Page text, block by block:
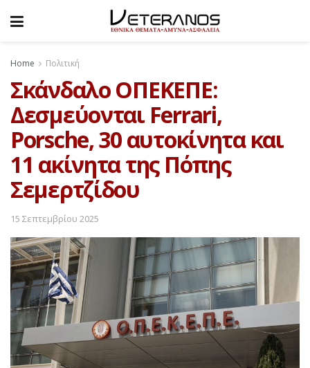
Home Πολιτική
Σκάνδαλο ΟΠΕΚΕΠΕ:
Δεσμεύονται Ferrari,
Porsche, 30 αυτοκίνητα και
11 ακίνητα της Πόπης
Σεμερτζίδου
15 Σεπτεμβρίου 2025